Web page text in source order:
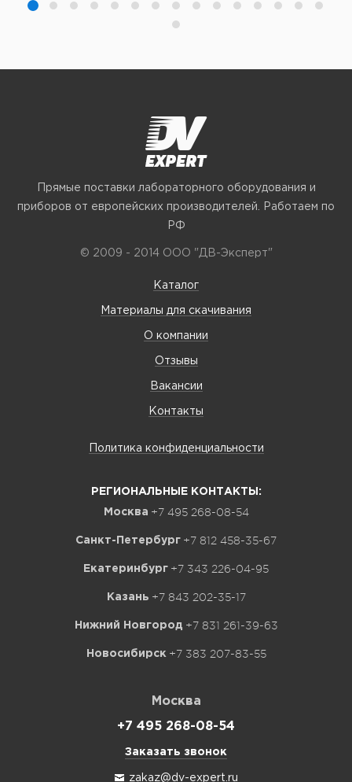
Прямые поставки лабораторного оборудования и
приборов от европейских производителей. Работаем по
РФ
© 2009 - 2014 ООО "ДВ-Эксперт"
Каталог
Материалы для скачивания
О компании
Отзывы
Вакансии
Контакты
Политика конфиденциальности
РЕГИОНАЛЬНЫЕ КОНТАКТЫ:
Москва +7 495 268-08-54
Санкт-Петербург +7 812 458-35-67
Екатеринбург +7 343 226-04-95
Казань +7 843 202-35-17
Нижний Новгород +7 831 261-39-63
Новосибирск +7 383 207-83-55
Москва
+7 495 268-08-54
Заказать звонок
zakaz@dv-expert.ru